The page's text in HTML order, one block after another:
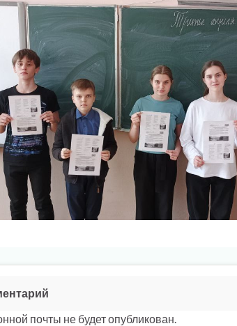
почты не будет опубликован.